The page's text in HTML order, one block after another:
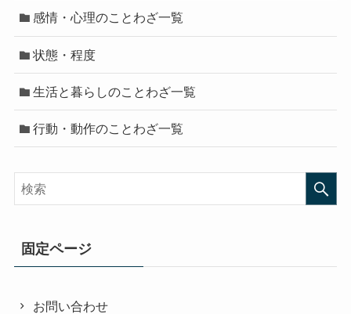
感情・心理のことわざ一覧
状態・程度
生活と暮らしのことわざ一覧
行動・動作のことわざ一覧
固定ページ
お問い合わせ